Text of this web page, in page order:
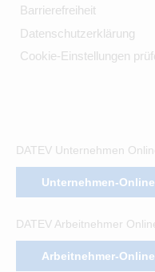
Barrierefreiheit
Datenschutzerklärung
Cookie-Einstellungen
DATEV Unternehmen
Unternehmen-Online
DATEV Arbeitnehmer
Arbeitnehmer-Online